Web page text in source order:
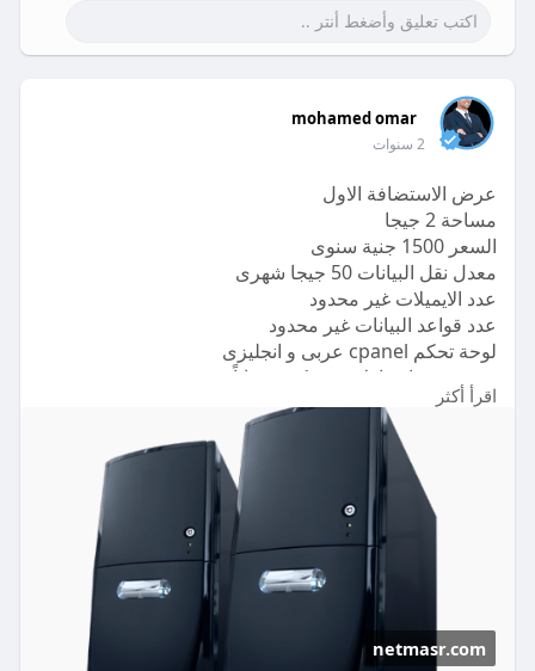
mohamed omar
2 سنوات
عرض الاستضافة الاول
مساحة 2 جيجا
السعر 1500 جنية سنوى
معدل نقل البيانات 50 جيجا شهرى
عدد الايميلات غير محدود
عدد قواعد البيانات غير محدود
لوحة تحكم cpanel عربى و انجليزى
دومين من اختيارك دوت كوم مجاناً
شهادة ssl مجانية
أحدث انظمة الحماية العالمية
باك اب أسبوعى داخلى وشهرى خارجى
مكان السيرفر المانيا
استلام موقعك خلال 24 ساعة من الدفع
https://netmasr.com/product/host-2-giga/
اقرأ أكثر
netmasr.com